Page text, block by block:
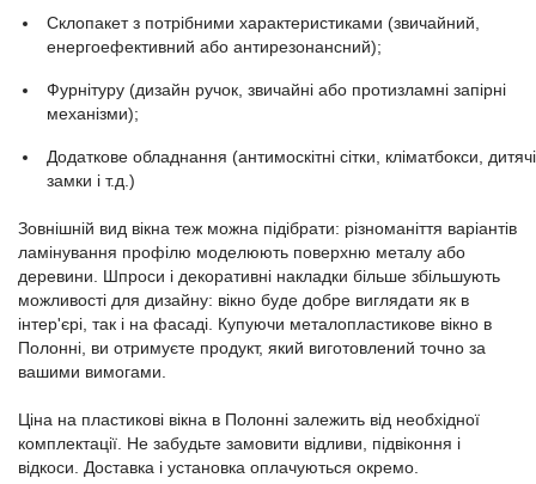
Склопакет з потрібними характеристиками (звичайний,
енергоефективний або антирезонансний);
Фурнітуру (дизайн ручок, звичайні або протизламні запірні
механізми);
Додаткове обладнання (антимоскітні сітки, кліматбокси, дитячі
замки і т.д.)
Зовнішній вид вікна теж можна підібрати: різноманіття варіантів
ламінування профілю моделюють поверхню металу або
деревини. Шпроси і декоративні накладки більше збільшують
можливості для дизайну: вікно буде добре виглядати як в
інтер'єрі, так і на фасаді. Купуючи металопластикове вікно в
Полонні, ви отримуєте продукт, який виготовлений точно за
вашими вимогами.
Ціна на пластикові вікна в Полонні залежить від необхідної
комплектації. Не забудьте замовити відливи, підвіконня і
відкоси. Доставка і установка оплачуються окремо.